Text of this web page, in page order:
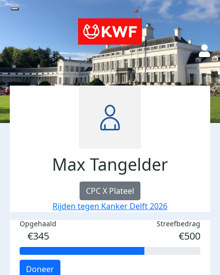
Max Tangelder
CPC X Plateel
Rijden tegen Kanker Delft 2026
Opgehaald
€345
Streefbedrag
€500
Doneer